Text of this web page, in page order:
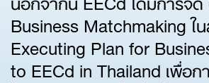
Business Matchmaking ใ
Executing Plan for
to EECd in Thailand เพื่อก